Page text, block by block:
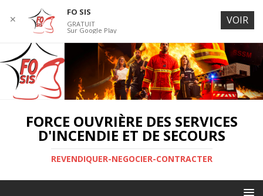
FORCE OUVRIÈRE DES SERVICES
D'INCENDIE ET DE SECOURS
REVENDIQUER-NEGOCIER-CONTRACTER
✕
FO SIS
GRATUIT
Sur Google Play
VOIR